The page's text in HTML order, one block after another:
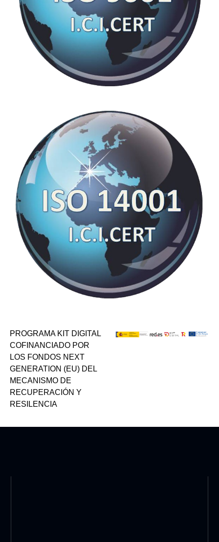
PROGRAMA KIT DIGITAL
COFINANCIADO POR
LOS FONDOS NEXT
GENERATION (EU) DEL
MECANISMO DE
RECUPERACIÓN Y
RESILENCIA